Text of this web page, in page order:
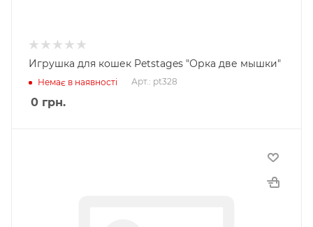
Игрушка для кошек Petstages "Орка две мышки"
Немає в наявності Арт.: pt328
0 грн.